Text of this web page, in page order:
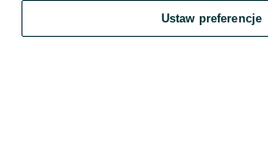
Szukaj Obserwujesz Dodaj
Ustaw preferencje